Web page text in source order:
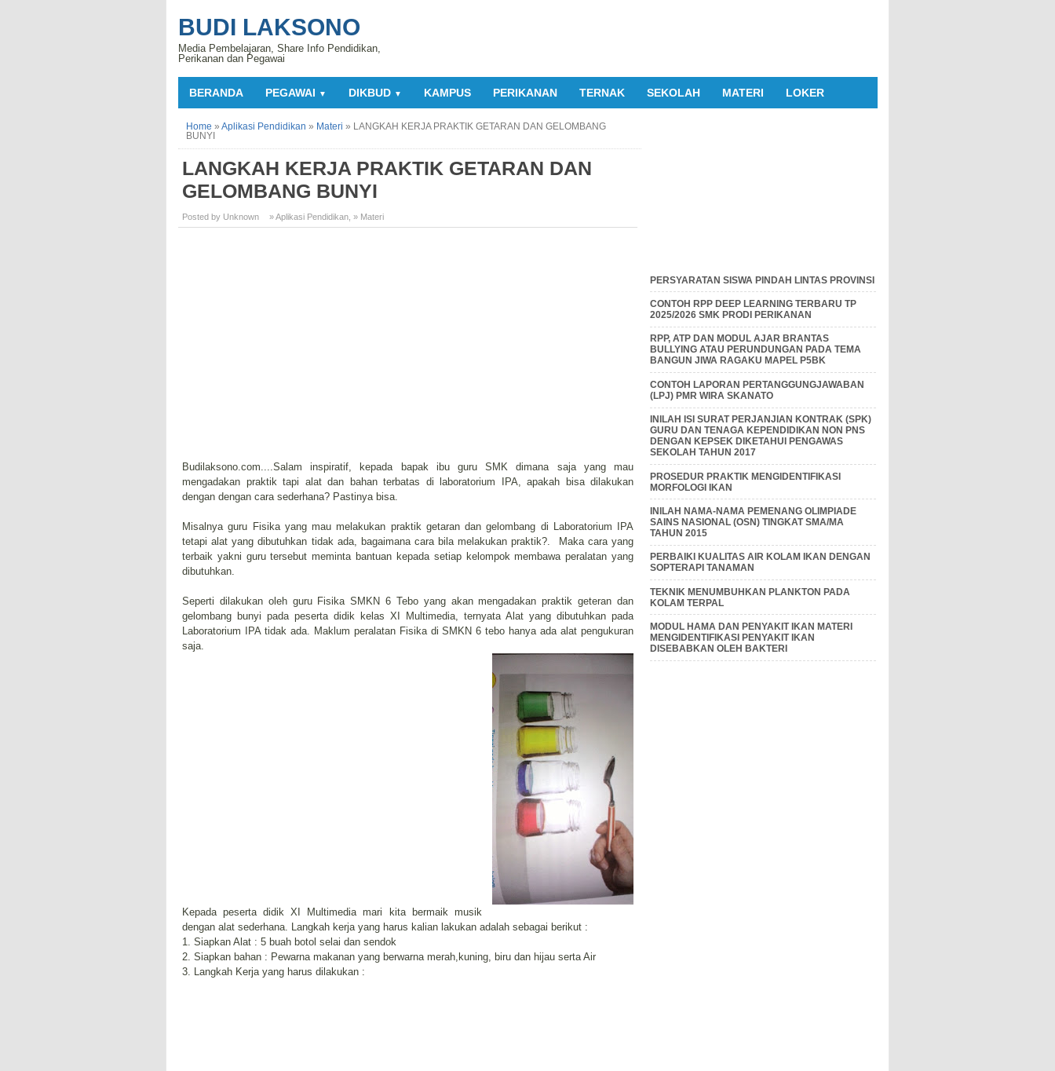
BUDI LAKSONO
Media Pembelajaran, Share Info Pendidikan,
Perikanan dan Pegawai
BERANDA PEGAWAI ▼ DIKBUD ▼ KAMPUS PERIKANAN TERNAK SEKOLAH MATERI LOKER
Home » Aplikasi Pendidikan » Materi » LANGKAH KERJA PRAKTIK GETARAN DAN GELOMBANG
BUNYI
LANGKAH KERJA PRAKTIK GETARAN DAN
GELOMBANG BUNYI
Posted by Unknown » Aplikasi Pendidikan » Materi
Budilaksono.com....Salam inspiratif, kepada bapak ibu guru SMK dimana saja yang mau
mengadakan praktik tapi alat dan bahan terbatas di laboratorium IPA, apakah bisa dilakukan
dengan dengan cara sederhana? Pastinya bisa.
Misalnya guru Fisika yang mau melakukan praktik getaran dan gelombang di Laboratorium IPA
tetapi alat yang dibutuhkan tidak ada, bagaimana cara bila melakukan praktik?. Maka cara yang
terbaik yakni guru tersebut meminta bantuan kepada setiap kelompok membawa peralatan yang
dibutuhkan.
Seperti dilakukan oleh guru Fisika SMKN 6 Tebo yang akan mengadakan praktik geteran dan
gelombang bunyi pada peserta didik kelas XI Multimedia, ternyata Alat yang dibutuhkan pada
Laboratorium IPA tidak ada. Maklum peralatan Fisika di SMKN 6 tebo hanya ada alat pengukuran
saja.
Kepada peserta didik XI Multimedia mari kita bermaik musik
dengan alat sederhana. Langkah kerja yang harus kalian lakukan adalah sebagai berikut :
1. Siapkan Alat : 5 buah botol selai dan sendok
2. Siapkan bahan : Pewarna makanan yang berwarna merah,kuning, biru dan hijau serta Air
3. Langkah Kerja yang harus dilakukan :
PERSYARATAN SISWA PINDAH LINTAS PROVINSI
CONTOH RPP DEEP LEARNING TERBARU TP
2025/2026 SMK PRODI PERIKANAN
RPP, ATP DAN MODUL AJAR BRANTAS
BULLYING ATAU PERUNDUNGAN PADA TEMA
BANGUN JIWA RAGAKU MAPEL P5BK
CONTOH LAPORAN PERTANGGUNGJAWABAN
(LPJ) PMR WIRA SKANATO
INILAH ISI SURAT PERJANJIAN KONTRAK (SPK)
GURU DAN TENAGA KEPENDIDIKAN NON PNS
DENGAN KEPSEK DIKETAHUI PENGAWAS
SEKOLAH TAHUN 2017
PROSEDUR PRAKTIK MENGIDENTIFIKASI
MORFOLOGI IKAN
INILAH NAMA-NAMA PEMENANG OLIMPIADE
SAINS NASIONAL (OSN) TINGKAT SMA/MA
TAHUN 2015
PERBAIKI KUALITAS AIR KOLAM IKAN DENGAN
SOPTERAPI TANAMAN
TEKNIK MENUMBUHKAN PLANKTON PADA
KOLAM TERPAL
MODUL HAMA DAN PENYAKIT IKAN MATERI
MENGIDENTIFIKASI PENYAKIT IKAN
DISEBABKAN OLEH BAKTERI